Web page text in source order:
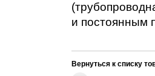
и постоянным
Вернуться к списку